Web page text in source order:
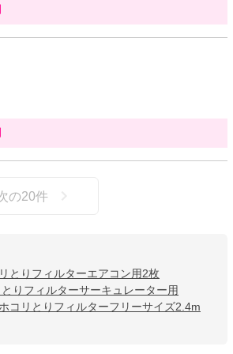
の20件
とりフィルターエアコン用2枚
りフィルターサーキュレーター用
コリとりフィルターフリーサイズ2.4m